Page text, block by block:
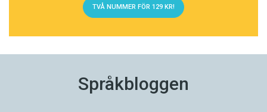
TVÅ NUMMER FÖR 129 KR!
Språkbloggen